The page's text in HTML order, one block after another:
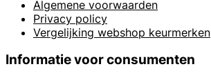
Algemene voorwaarden
Privacy policy
Vergelijking webshop keurmerken
Informatie voor consumenten